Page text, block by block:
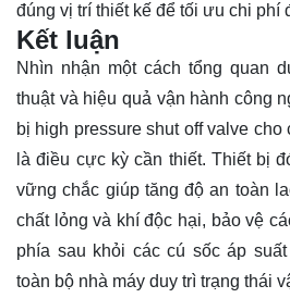
đúng vị trí thiết kế để tối ưu chi phí
Kết luận
Nhìn nhận một cách tổng quan
thuật và hiệu quả vận hành công
bị high pressure shut off valve
là điều cực kỳ cần thiết. Thiết bị
vững chắc giúp tăng độ an toàn
chất lỏng và khí độc hại, bảo vệ
phía sau khỏi các cú sốc áp
toàn bộ nhà máy duy trì trạng thái